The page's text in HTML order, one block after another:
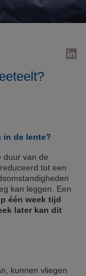
in de lente?
duur van de
tot een
kan leggen. Een
één week tijd
later kan dit
kunnen vliegen